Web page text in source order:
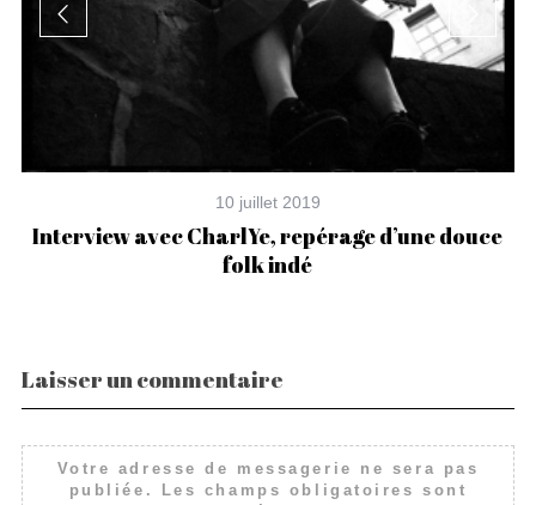
10 juillet 2019
Interview avec CharlYe, repérage d’une douce
folk indé
Laisser un commentaire
Votre adresse de messagerie ne sera pas
publiée.
Les champs obligatoires sont